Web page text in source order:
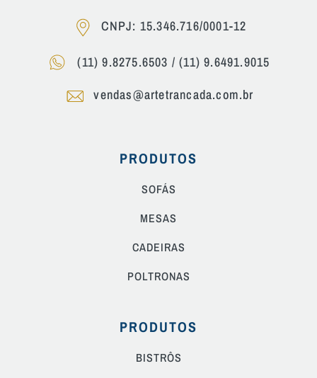
CNPJ: 15.346.716/0001-12
(11) 9.8275.6503 /(11) 9.6491.9015
vendas@artetrancada.com.br
PRODUTOS
SOFÁS
MESAS
CADEIRAS
POLTRONAS
PRODUTOS
BISTRÔS